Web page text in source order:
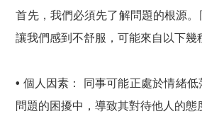
首先，我們必須先了解問題的根源
讓我們感到不舒服，可能來自以下幾
• 個人因素：
同事可能正處於情緒
問題的困擾中，導致其對待他人的態